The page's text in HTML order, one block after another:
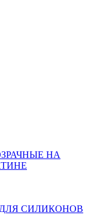
НА
ДЛЯ СИЛИКОНОВ